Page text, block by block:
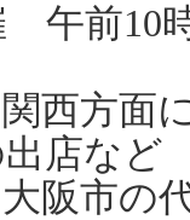
午前10
方面に
店など
市の代